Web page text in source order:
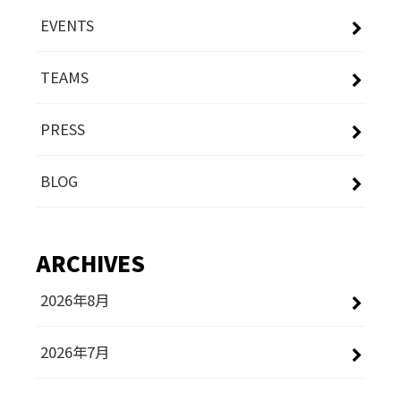
EVENTS
TEAMS
PRESS
BLOG
ARCHIVES
2026年8月
2026年7月